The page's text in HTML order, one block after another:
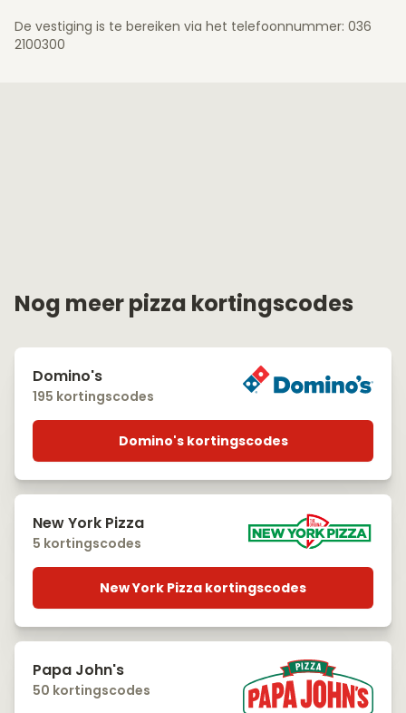
De vestiging is te bereiken via het telefoonnummer: 036
2100300
Nog meer pizza kortingscodes
Domino's
195 kortingscodes
Domino's kortingscodes
New York Pizza
5 kortingscodes
New York Pizza kortingscodes
Papa John's
50 kortingscodes